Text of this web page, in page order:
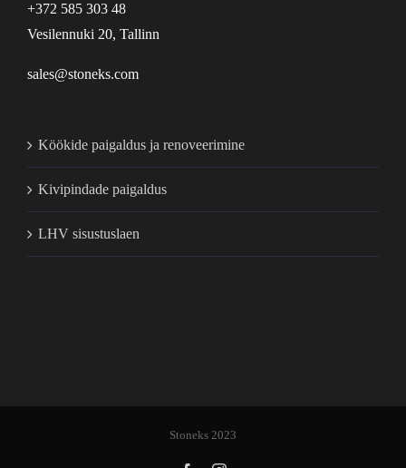
+372 585 303 48
Vesilennuki 20, Tallinn
sales@stoneks.com
Köökide paigaldus ja renoveerimine
Kivipindade paigaldus
LHV sisustuslaen
Stoneks 2023